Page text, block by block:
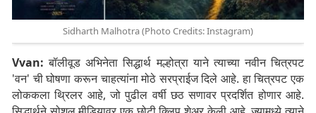
Sidharth Malhotra (Photo Credits: Instagram)
Vvan:बॉलीवूड अभिनेता सिद्धार्थ मल्होत्रा ​​याने त्याच्या नवीन चित्रपट
'वन' ची घोषणा करून चाहत्यांना मोठे सरप्राईज दिले आहे. हा चित्रपट एक
लोककला थ्रिलर आहे, जो पुढील वर्षी छठ सणावर प्रदर्शित होणार आहे.